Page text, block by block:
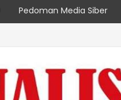
Pedoman Media Siber